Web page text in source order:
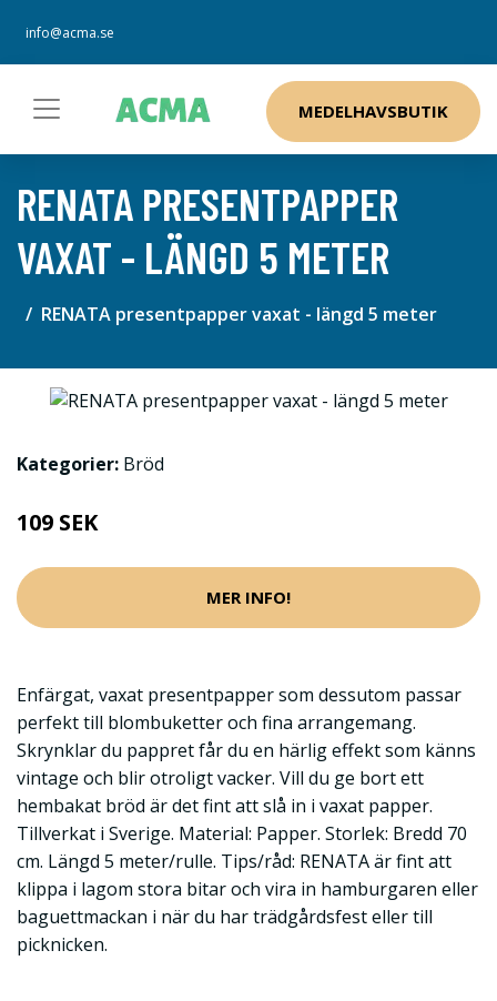
info@acma.se
MEDELHAVSBUTIK
RENATA PRESENTPAPPER
VAXAT - LÄNGD 5 METER
RENATA presentpapper vaxat - längd 5 meter
Kategorier: Bröd
109 SEK
MER INFO!
Enfärgat, vaxat presentpapper som dessutom passar
perfekt till blombuketter och fina arrangemang.
Skrynklar du pappret får du en härlig effekt som känns
vintage och blir otroligt vacker. Vill du ge bort ett
hembakat bröd är det fint att slå in i vaxat papper.
Tillverkat i Sverige. Material: Papper. Storlek: Bredd 70
cm. Längd 5 meter/rulle. Tips/råd: RENATA är fint att
klippa i lagom stora bitar och vira in hamburgaren eller
baguettmackan i när du har trädgårdsfest eller till
picknicken.